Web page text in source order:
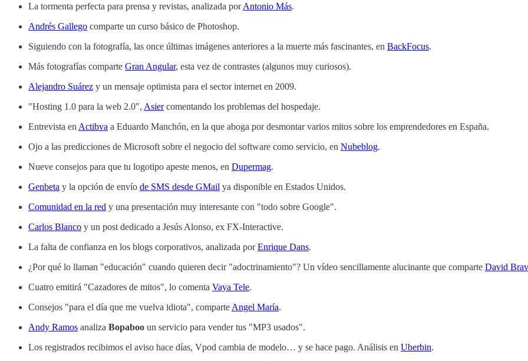
La tormenta perfecta para prensa y revistas, analizada porAntonio Más.
Andrés Gallego comparte un curso básico de Photoshop.
Siguiendo con la fotografía, las once últimas imágenes anteriores a la muerte más fascinantes, en BackFocus.
Más fotografías comparte Gran Angular, esta vez de contrastes (algunos muy curiosos).
Alejandro Suárez y un mensaje optimista para el sector internet en 2009.
"Hosting 1.0 para la web 2.0", Asiercomentando los problemas del hospedaje.
Entrevista en Actibva a Eduardo Manchón, en la que aboga por desmontar varios mitos sobre los emprendedores en España.
Ojo a las predicciones de Microsoft sobre el negocio del software como servicio, en Nubeblog.
Nueve consejos para que tu logotipo apeste menos, en Dupermag.
Genbeta y la opción de envío de SMS desde GMail ya disponible en Estados Unidos.
Comunidad en la red y una presentación muy interesante con "todo sobre Google".
Carlos Blanco y un post dedicado a Jesús Alonso, ex FX-Interactive.
La falta de confianza en los blogs corporativos, analizada porEnrique Dans.
¿Por qué lo llaman "educación" cuando quieren decir "adoctrinamiento"? Un vídeo sencillamente alucinante que comparte David
Cuatro emitirá "Cazadores de mitos", lo comenta Vaya Tele.
Consejos "para el día que me vuelva idiota", comparte Angel María.
Andy Ramos analiza Bopaboo un servicio para vender tus "MP3 usados".
Los registrados recibimos el aviso hace días, Vpod cambia de modelo… y se hace pago. Análisis en Uberbin.